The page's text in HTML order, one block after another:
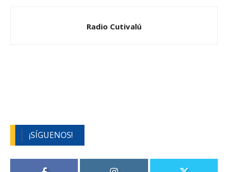
Radio Cutivalú
¡SÍGUENOS!